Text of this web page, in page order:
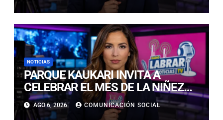
CUMPLA CON LA NORMATIVA
SANITARIA VIGENTE”
NOTICIAS
PARQUE KAUKARI INVITA A
CELEBRAR EL MES DE LA NIÑEZ
CON JORNADA RECREATIVA Y
CULTURAL
AGO 6, 2026 COMUNICACIÓN SOCIAL